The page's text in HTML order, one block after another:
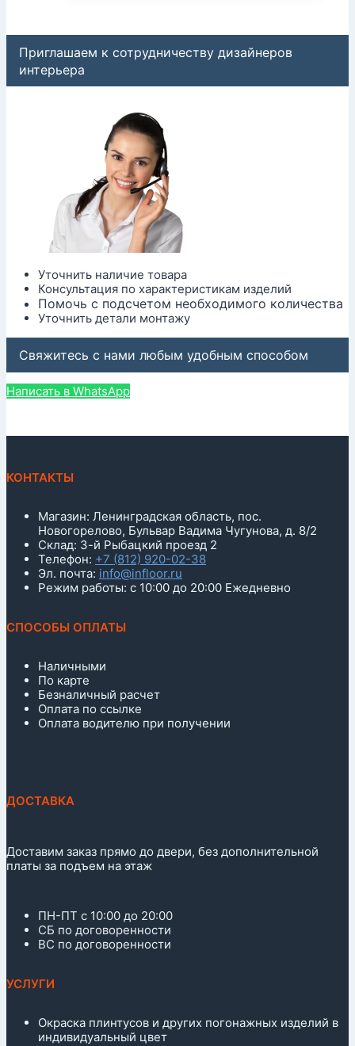
Приглашаем к сотрудничеству дизайнеров
интерьера
Уточнить наличие товара
Консультация по характеристикам изделий
Помочь с подсчетом необходимого количества
Уточнить детали монтажу
Свяжитесь с нами любым удобным способом
Написать в WhatsApp
КОНТАКТЫ
Магазин: Ленинградская область, пос.
Новогорелово, Бульвар Вадима Чугунова, д. 8/2
Склад: 3-й Рыбацкий проезд 2
Телефон: +7 (812) 920-02-38
Эл. почта: info@infloor.ru
Режим работы: с 10:00 до 20:00 Ежедневно
СПОСОБЫ ОПЛАТЫ
Наличными
По карте
Безналичный расчет
Оплата по ссылке
Оплата водителю при получении
ДОСТАВКА
Доставим заказ прямо до двери, без дополнительной
платы за подъем на этаж
ПН-ПТ с 10:00 до 20:00
СБ по договоренности
ВС по договоренности
УСЛУГИ
Окраска плинтусов и других погонажных изделий в
индивидуальный цвет